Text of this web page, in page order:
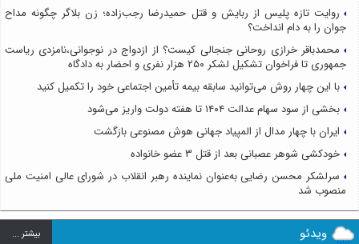
روایت تازه پلیس از ربایش و قتل حمیدرضا رجب‌زاده؛ زن بلاگر چگونه مداح
جوان را به دام انداخت؟
محمدباقر خرازی روحانی جنجالی کیست؟ از ازدواج در نوجوانی،نامزدی ریاست
جمهوری تا فراخوان تشکیل لشکر ۲۵۰ هزار نفری و احضار به دادگاه
با این چهار روش می‌توانید سابقه بیمه تأمین اجتماعی خود را تکمیل کنید
بخشی از سود سهام عدالت ۱۴۰۴ تا هفته دولت واریز می‌شود
ایران با چهار مدال از المپیاد جهانی هوش مصنوعی بازگشت
خودکشی شوهر عصبانی بعد از قتل ۳ عضو خانواده
سرلشکر محسن رضایی به‌عنوان نماینده رهبر انقلاب در شورای عالی امنیت ملی
منصوب شد
ویدئو بيشتر ...